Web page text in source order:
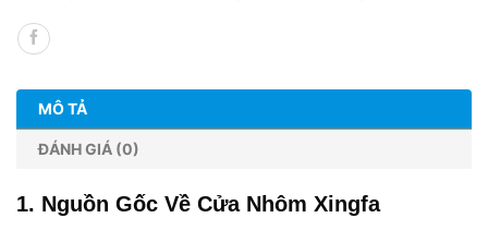
MÔ TẢ
ĐÁNH GIÁ (0)
1. Nguồn Gốc Về Cửa Nhôm Xingfa